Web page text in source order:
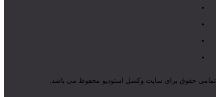
تمامی حقوق برای سایت وکسل استودیو محفوظ می باشد.